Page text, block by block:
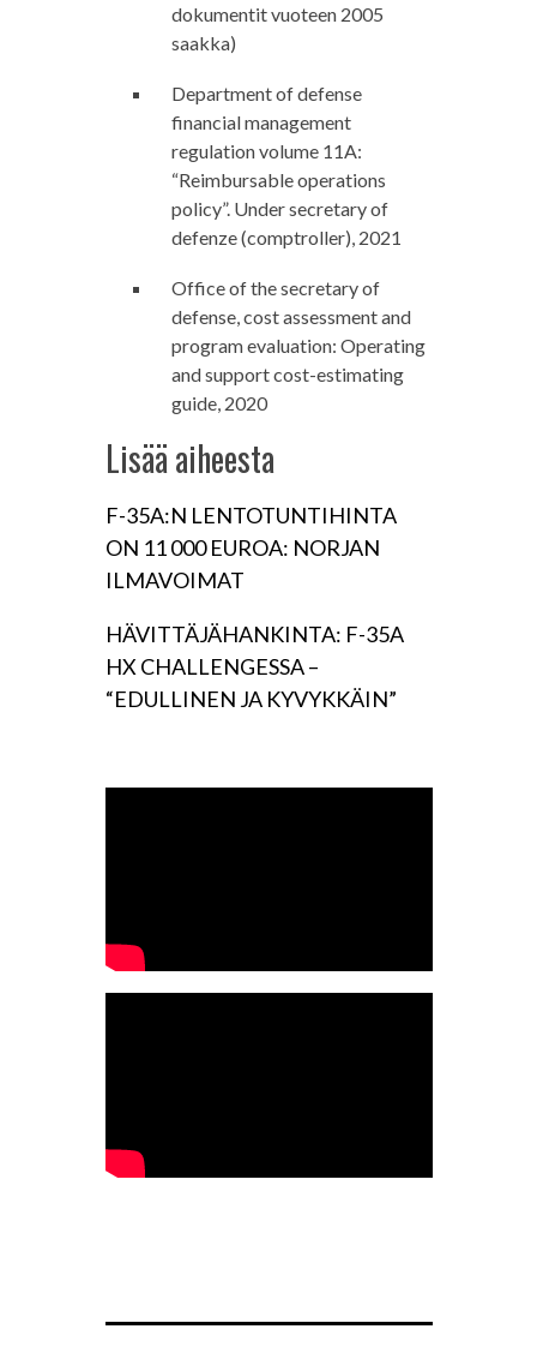
dokumentit vuoteen 2005
saakka)
Department of defense
financial management
regulation volume 11A:
“Reimbursable operations
policy”. Under secretary of
defenze (comptroller), 2021
Office of the secretary of
defense, cost assessment and
program evaluation: Operating
and support cost-estimating
guide, 2020
Lisää aiheesta
F-35A:N LENTOTUNTIHINTA
ON 11 000 EUROA: NORJAN
ILMAVOIMAT
HÄVITTÄJÄHANKINTA: F-35A
HX CHALLENGESSA –
“EDULLINEN JA KYVYKKÄIN”